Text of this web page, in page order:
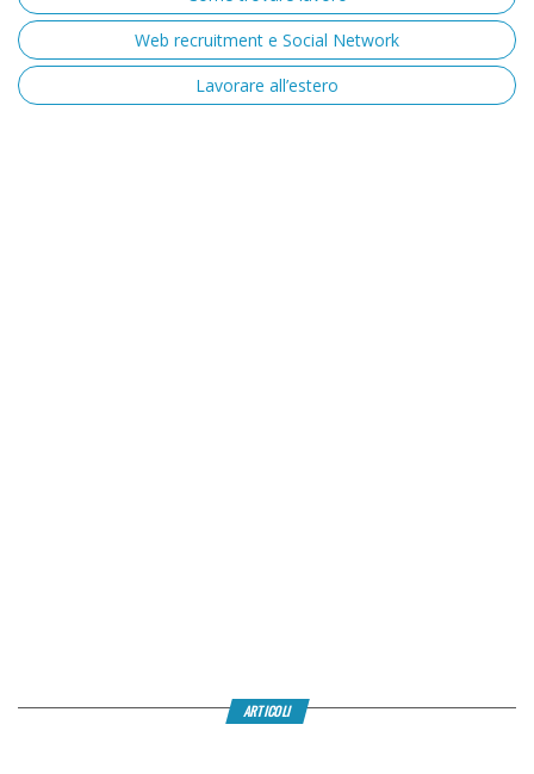
Web recruitment e Social Network
Lavorare all’estero
ARTICOLI